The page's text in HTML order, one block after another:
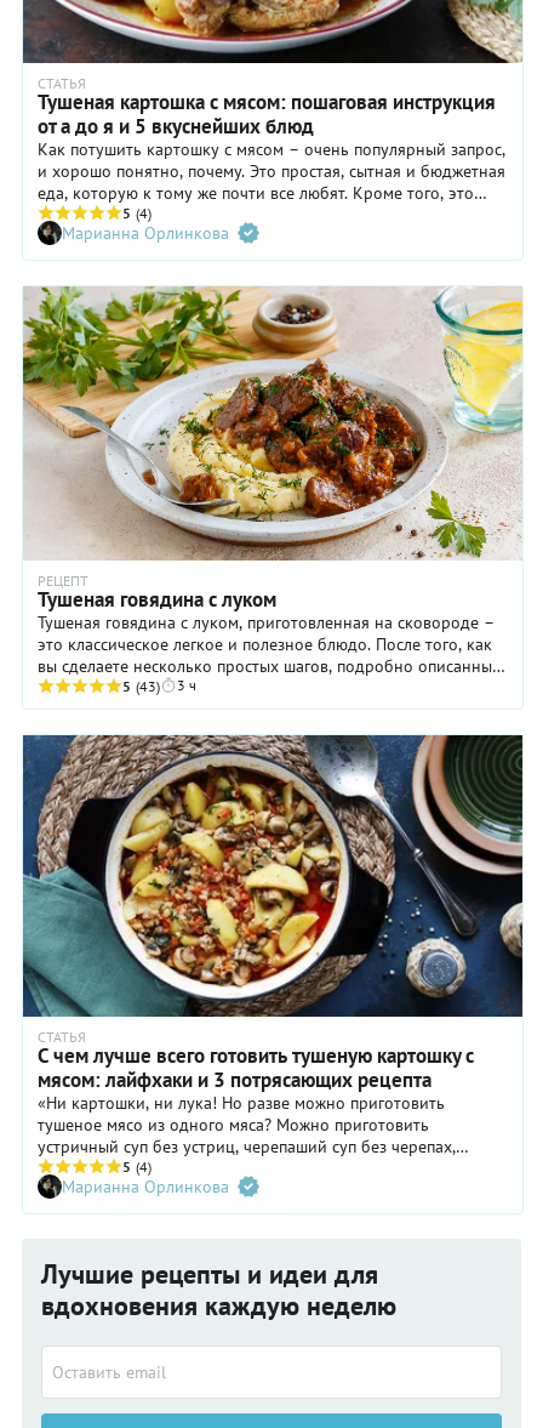
СТАТЬЯ
Тушеная картошка с мясом: пошаговая инструкция
от а до я и 5 вкуснейших блюд
Как потушить картошку с мясом – очень популярный запрос,
и хорошо понятно, почему. Это простая, сытная и бюджетная
еда, которую к тому же почти все любят. Кроме того, это
блюдо, которое почти невозможно испортить! Но некоторые
нюансы все же нужно учитывать – чтобы извлечь из
картошки и мяса максимум вкуса и положительных эмоций.
5 (4)
Марианна Орлинкова
РЕЦЕПТ
Тушеная говядина с луком
Тушеная говядина с луком, приготовленная на сковороде –
это классическое легкое и полезное блюдо. После того, как
вы сделаете несколько простых шагов, подробно описанных
в рецепте, вам останется ...
5 (43) 3 ч
СТАТЬЯ
С чем лучше всего готовить тушеную картошку с
мясом: лайфхаки и 3 потрясающих рецепта
«Ни картошки, ни лука! Но разве можно приготовить
тушеное мясо из одного мяса? Можно приготовить
устричный суп без устриц, черепаший суп без черепах,
кофейный торт без кофе, но приготовить тушеное мясо без
картофеля и лука совершенно невозможно»! Даже если вы
не читали знаменитый рассказ О’Генри «Третий ингредиент»,
приготовить вкусный душистый соус и выбрать для всего
этого правильную посуду. Бонусом – три классных рецепта.
5 (4)
Марианна Орлинкова
Лучшие рецепты и идеи для
вдохновения каждую неделю